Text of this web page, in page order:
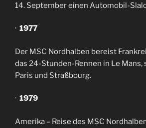
14. September einen Automobil-
· 1977
Der MSC Nordhalben bereist
das 24-Stunden-Rennen in Le Mans,
Paris und Straßbourg.
· 1979
Amerika – Reise des MSC